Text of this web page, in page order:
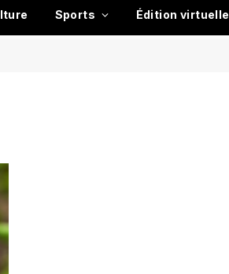
Sports Édition virtuelle